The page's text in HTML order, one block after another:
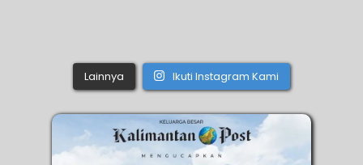
Lainnya Ikuti Instagram Kami